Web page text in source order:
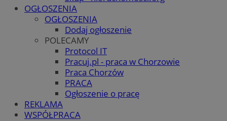
OGŁOSZENIA
OGŁOSZENIA
Dodaj ogłoszenie
POLECAMY
Protocol IT
Pracuj.pl - praca w Chorzowie
Praca Chorzów
PRACA
Ogłoszenie o pracę
REKLAMA
WSPÓŁPRACA